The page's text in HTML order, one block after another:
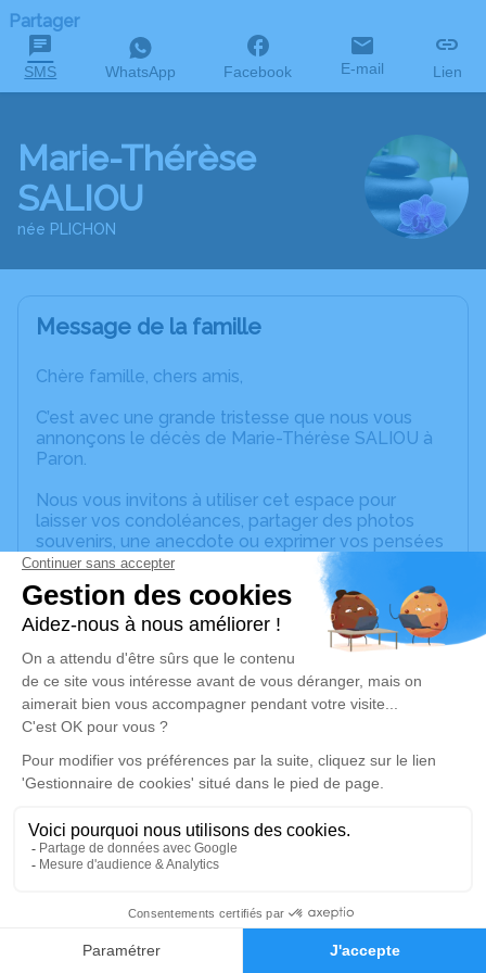
Faire-part Hommages
Partager
SMS WhatsApp Facebook E-mail Lien
Marie-Thérèse
SALIOU
née PLICHON
Message de la famille
Chère famille, chers amis,
C’est avec une grande tristesse que nous vous
annonçons le décès de Marie-Thérèse SALIOU à
Paron.
Nous vous invitons à utiliser cet espace pour
laisser vos condoléances, partager des photos
souvenirs, une anecdote ou exprimer vos pensées
à travers des poèmes ou des textes. Cet endroit
est un lieu d'expression dédié à honorer la
mémoire de Marie-Thérèse SALIOU.
Un service de plantation d’arbre hommage est
disponible ici.
Cérémonie religieuse
lundi 11 janvier 2021 à 10h00
Basilique Saint-Savinien de Sens
137 Bis Rue d'Alsace Lorraine Sens
Je rends hommage